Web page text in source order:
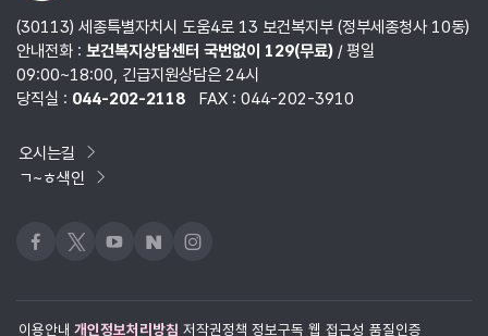
(30113) 세종특별자치시 도움4로 13 보건복지부 (정부세종청사 10동)
안내전화 : 보건복지상담센터 국번없이 129(무료)/ 평일
09:00~18:00, 긴급지원상담은 24시
당직실 : 044-202-2118 FAX : 044-202-3910
오시는길
ㄱ~ㅎ색인
페이스북
x 유튜브네이버블로그
인스타그램
이용안내 개인정보처리방침 저작권정책 정보구독 웹 접근성 품질인증